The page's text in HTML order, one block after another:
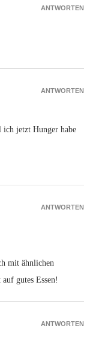
ANTWORTEN
ich jetzt Hunger habe
ANTWORTEN
mit ähnlichen
gutes Essen!
ANTWORTEN
ANTWORTEN